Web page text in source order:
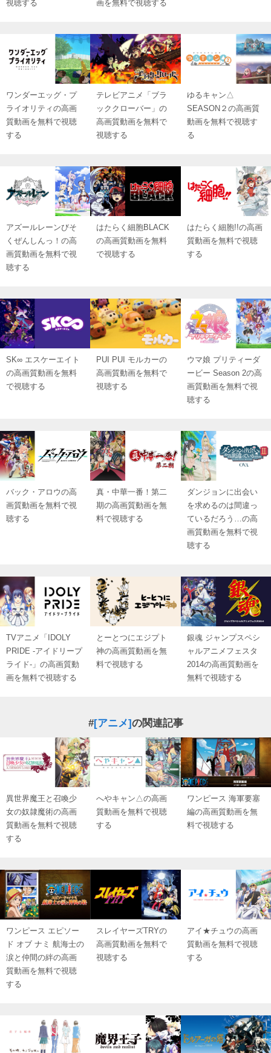
視聴する 画を無料で視聴する
ワンダーエッグ・プ
ライオリティの高画
質動画を無料で視聴
する
テレビアニメ「ブラ
ッククローバー」の
高画質動画を無料で
視聴する
ゆるキャン△
SEASON２の高画質
動画を無料で視聴す
る
アズールレーンびそ
くぜんしんっ！の高
画質動画を無料で視
聴する
はたらく細胞BLACK
の高画質動画を無料
で視聴する
はたらく細胞!!の高画
質動画を無料で視聴
する
SK∞ エスケーエイト
の高画質動画を無料
で視聴する
PUI PUI モルカーの
高画質動画を無料で
視聴する
ウマ娘 プリティーダ
ービー Season 2の高
画質動画を無料で視
聴する
バック・アロウの高
画質動画を無料で視
聴する
真・中華一番！第二
期の高画質動画を無
料で視聴する
ダンジョンに出会い
を求めるのは間違っ
ているだろう…の高
画質動画を無料で視
聴する
TVアニメ「IDOLY
PRIDE -アイドリープ
ライド-」の高画質動
画を無料で視聴する
とーとつにエジプト
神の高画質動画を無
料で視聴する
銀魂 ジャンプスペシ
ャルアニメフェスタ
2014の高画質動画を
無料で視聴する
#[アニメ]の関連記事
異世界魔王と召喚少
女の奴隷魔術の高画
質動画を無料で視聴
する
へやキャン△の高画
質動画を無料で視聴
する
ワンピース 海軍要塞
編の高画質動画を無
料で視聴する
ワンピース エピソー
ド オブ ナミ 航海士の
涙と仲間の絆の高画
質動画を無料で視聴
する
スレイヤーズTRYの
高画質動画を無料で
視聴する
アイ★チュウの高画
質動画を無料で視聴
する